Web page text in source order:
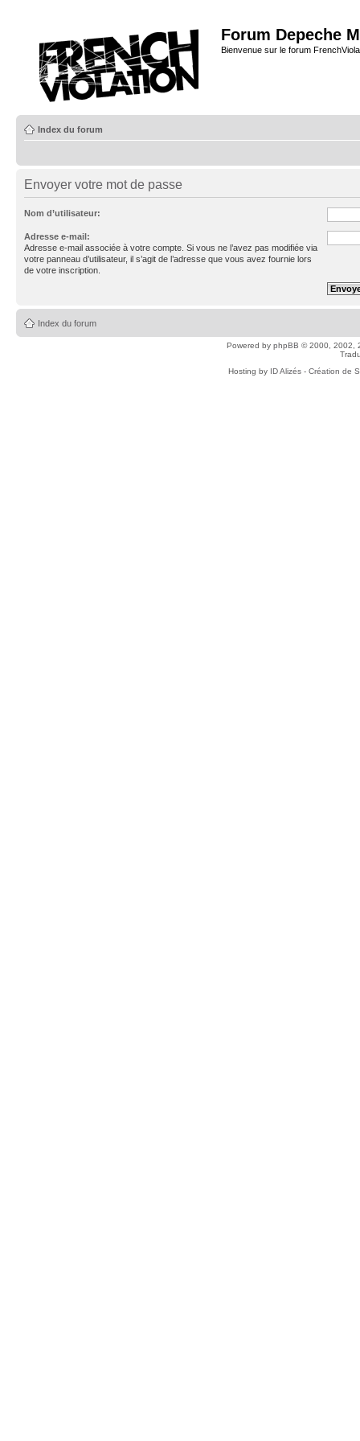
Forum Depeche
Bienvenue sur le forum
Index du forum
Envoyer votre mot de passe
Nom d’utilisateur:
Adresse e-mail:
Adresse e-mail associée à votre compte. Si vous ne l’avez pas modifiée via
votre panneau d’utilisateur, il s’agit de l’adresse que vous avez fournie lors
de votre inscription.
Index du forum
Powered by phpBB © 2000, 2002,
Hosting by ID Alizés - Création de